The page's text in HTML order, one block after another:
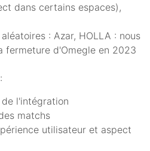
dans certains espaces),
: Azar, HOLLA : nous
fermeture d'Omegle en 2023
l'intégration
matchs
utilisateur et aspect